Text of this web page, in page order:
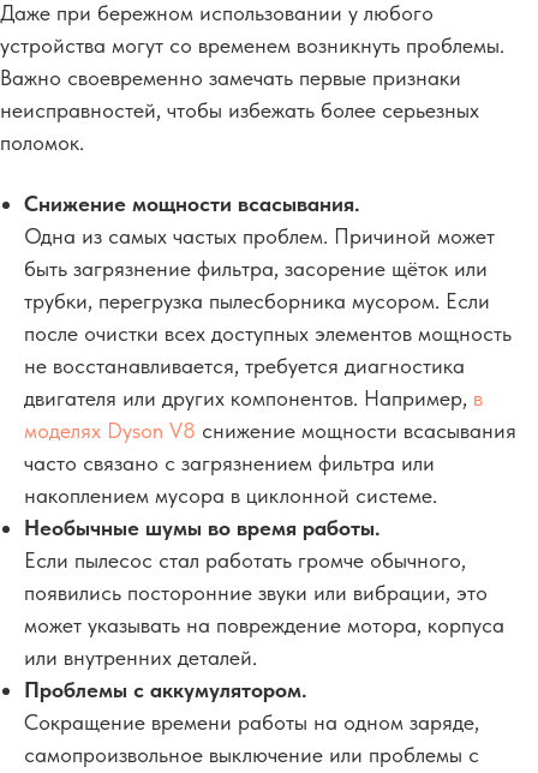
Даже при бережном использовании у любого
устройства могут со временем возникнуть проблемы.
Важно своевременно замечать первые признаки
неисправностей, чтобы избежать более серьезных
поломок.
Снижение мощности всасывания.
Одна из самых частых проблем. Причиной может
быть загрязнение фильтра, засорение щёток или
трубки, перегрузка пылесборника мусором. Если
после очистки всех доступных элементов мощность
не восстанавливается, требуется диагностика
двигателя или других компонентов. Например, в
моделях Dyson V8 снижение мощности всасывания
часто связано с загрязнением фильтра или
накоплением мусора в циклонной системе.
Необычные шумы во время работы.
Если пылесос стал работать громче обычного,
появились посторонние звуки или вибрации, это
может указывать на повреждение мотора, корпуса
или внутренних деталей.
Проблемы с аккумулятором.
Сокращение времени работы на одном заряде,
самопроизвольное выключение или проблемы с